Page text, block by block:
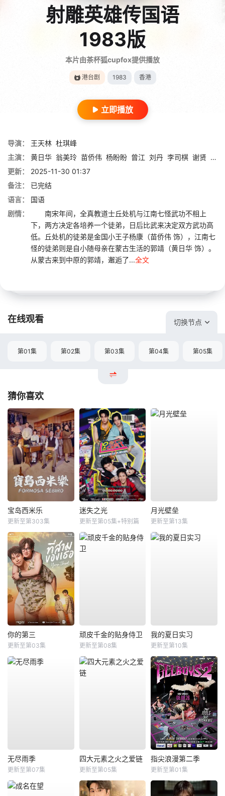
射雕英雄传国语
1983版
本片由茶杯狐cupfox提供播放
港台剧 1983 香港
立即播放
导演： 王天林 杜琪峰
主演：
黄日华 翁美玲 苗侨伟 杨盼盼 曾江 刘丹 李司棋 谢贤 戴
更新：
2025-11-30 01:37
备注：
已完结
语言：
国语
剧情：
南宋年间，全真教道士丘处机与江南七怪武功不相上
下，两方决定各培养一个徒弟，日后比武来决定双方武功高
低。丘处机的徒弟是金国小王子杨康（苗侨伟 饰），江南七
怪的徒弟则是自小随母亲在蒙古生活的郭靖（黄日华 饰）。
从蒙古来到中原的郭靖，邂逅了...全文
在线观看 切换节点
第01集 第02集 第03集 第04集 第05集
猜你喜欢
宝岛西米乐
更新至第303集
迷失之光
更新至第05集+特别篇
月光壁垒
更新至第13集
你的第三
更新至第03集
顽皮千金的贴身侍卫
更新至第08集
我的夏日实习
更新至第10集
无尽雨季
更新至第07集
四大元素之火之爱链
更新至第05集
指尖浪漫第二季
更新至第01集